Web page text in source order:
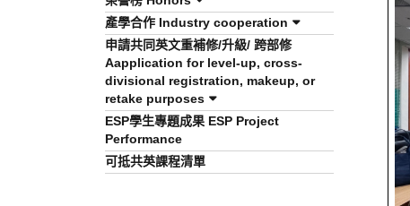
產學合作 Industry cooperation
申請共同英文重補修/升級/ 跨部修
Aapplication for level-up, cross-
divisional registration, makeup, or
retake purposes
ESP學生專題成果 ESP Project
Performance
可抵共英課程清單